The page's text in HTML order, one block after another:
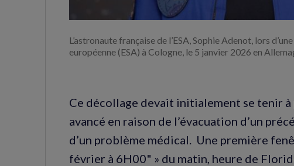
L’astronaute française de l’ESA, Sophie Adenot, lors
européenne (ESA) à Cologne, le 5 janvier 2026 en
Ce décollage devait initialement se tenir
avancé en raison de l’évacuation d’un
d’un problème médical. Une première
février à 6H00" » du matin, heure de